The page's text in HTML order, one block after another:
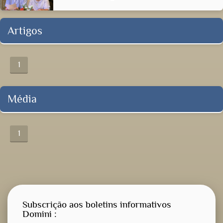
Artigos
1
Média
1
Subscrição aos boletins informativos
Domini :